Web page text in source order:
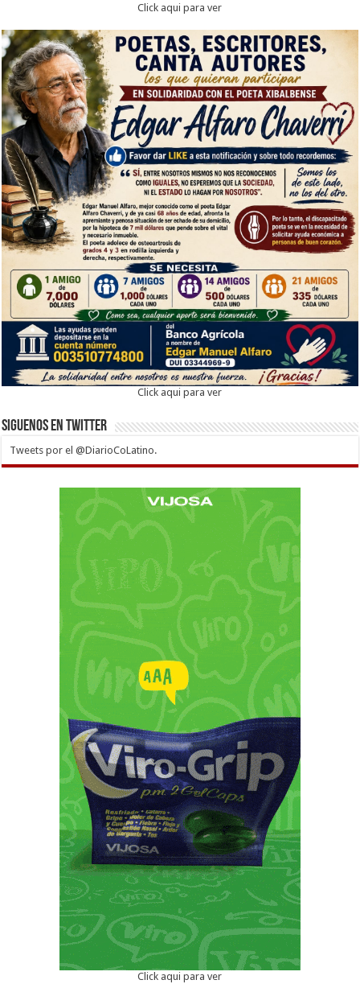
Click aqui para ver
Click aqui para ver
Siguenos en twitter
Tweets por el @DiarioCoLatino.
Click aqui para ver